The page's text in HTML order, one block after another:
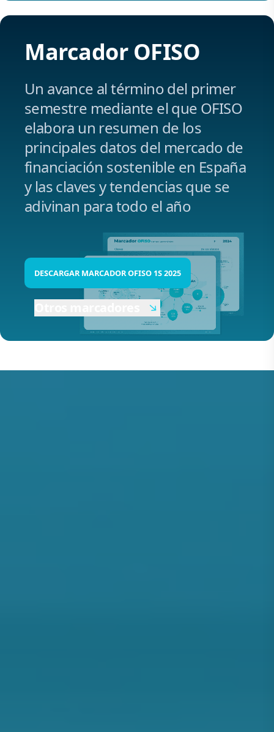
Marcador OFISO
Un avance al término del primer
semestre mediante el que OFISO
elabora un resumen de los
principales datos del mercado de
financiación sostenible en España
y las claves y tendencias que se
adivinan para todo el año
DESCARGAR MARCADOR OFISO 1S 2025